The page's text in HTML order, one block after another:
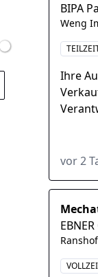
BIPA
Weng
Ihre
vor 2